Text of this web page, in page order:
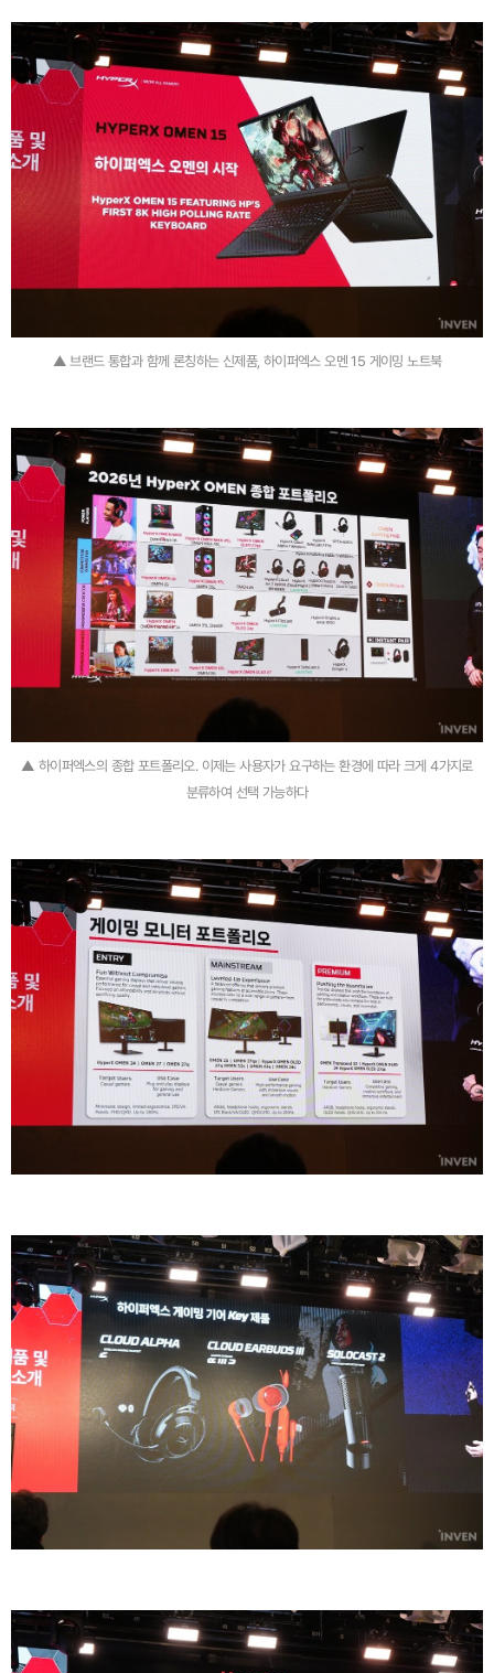
▲ 브랜드 통합과 함께 론칭하는 신제품, 하이퍼엑스 오멘 15 게이밍 노트북
▲ 하이퍼엑스의 종합 포트폴리오. 이제는 사용자가 요구하는 환경에 따라 크게 4가지로
분류하여 선택 가능하다